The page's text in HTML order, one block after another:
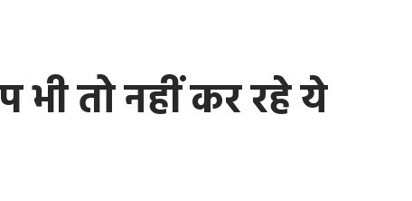
तो नहीं कर रहे ये